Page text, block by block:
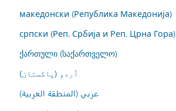
македонски (Република Македонија)
српски (Реп. Србија и Реп. Црна Гора)
ქართული (საქართველო)
اُردو (پاکستان)
عربي (المنطقة العربية)